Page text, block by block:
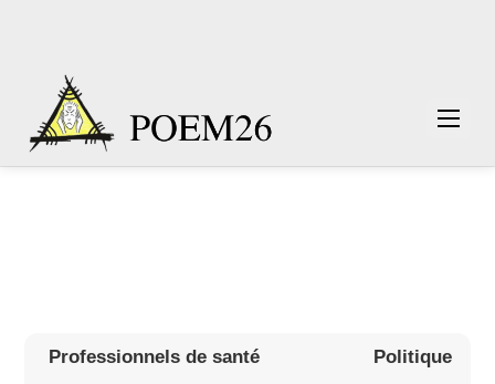
Professionnels de santé Politique